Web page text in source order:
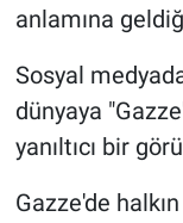
anlamına
Sosyal
dünyaya
yanıltıcı bir
Gazze'de halkın